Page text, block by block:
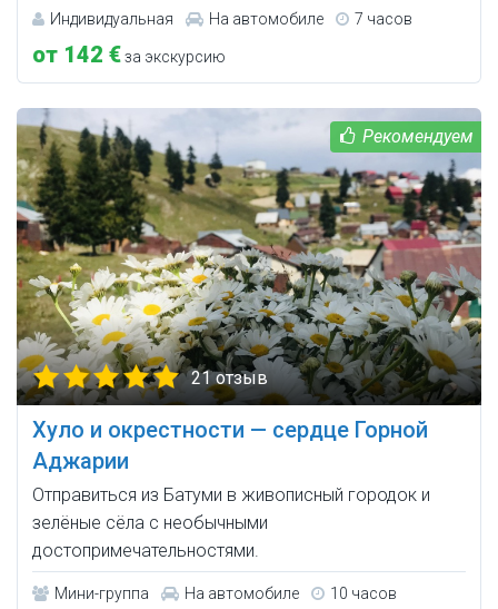
Индивидуальная На автомобиле 7 часов
от 142 €за экскурсию
21 отзыв
Хуло и окрестности — сердце Горной
Аджарии
Отправиться из Батуми в живописный городок и
зелёные сёла с необычными
достопримечательностями.
Мини-группа На автомобиле 10 часов